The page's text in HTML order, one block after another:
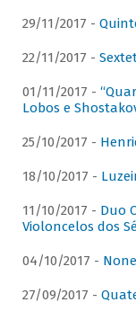
29/11/2017 -
22/11/2017 -
01/11/2017 -
Lobos e
25/10/2017 -
18/10/2017 -
11/10/2017 - Duo
Violoncelos dos
04/10/2017 -
27/09/2017 -